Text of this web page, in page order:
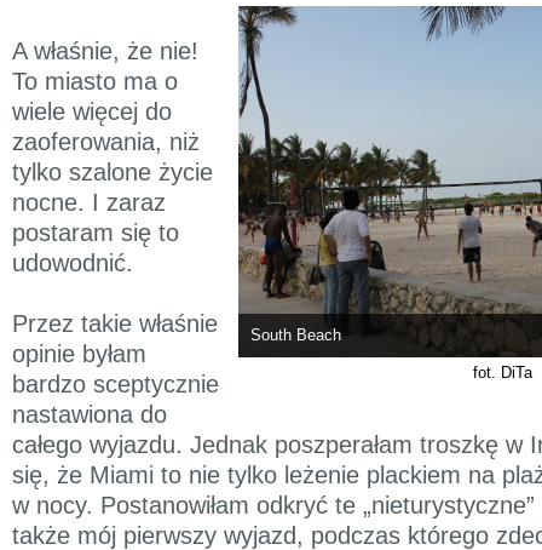
South Beach
fot. DiTa
A właśnie, że nie!
To miasto ma o
wiele więcej do
zaoferowania, niż
tylko szalone życie
nocne. I zaraz
postaram się to
udowodnić.
Przez takie właśnie
opinie byłam
bardzo sceptycznie
nastawiona do
całego wyjazdu. Jednak poszperałam troszkę w
się, że Miami to nie tylko leżenie plackiem na
w nocy. Postanowiłam odkryć te
także mój pierwszy wyjazd, podczas którego